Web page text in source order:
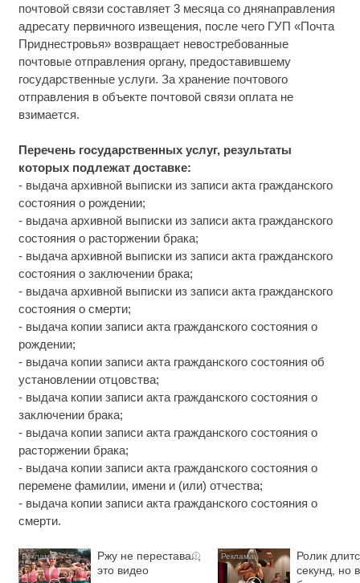
почтовой связи составляет 3 месяца со днянаправления
адресату первичного извещения, после чего ГУП «Почта
Приднестровья» возвращает невостребованные
почтовые отправления органу, предоставившему
государственные услуги. За хранение почтового
отправления в объекте почтовой связи оплата не
взимается.
Перечень государственных услуг, результаты
которых подлежат доставке:
- выдача архивной выписки из записи акта гражданского
состояния о рождении;
- выдача архивной выписки из записи акта гражданского
состояния о расторжении брака;
- выдача архивной выписки из записи акта гражданского
состояния о заключении брака;
- выдача архивной выписки из записи акта гражданского
состояния о смерти;
- выдача копии записи акта гражданского состояния о
рождении;
- выдача копии записи акта гражданского состояния об
установлении отцовства;
- выдача копии записи акта гражданского состояния о
заключении брака;
- выдача копии записи акта гражданского состояния о
расторжении брака;
- выдача копии записи акта гражданского состояния о
перемене фамилии, имени и (или) отчества;
- выдача копии записи акта гражданского состояния о
смерти.
i
Ржу не переставая,
это видео
Ролик
секунд, но